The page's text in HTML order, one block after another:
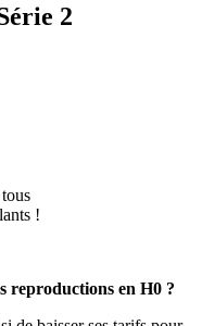
2
!
reproductions en H0 ?